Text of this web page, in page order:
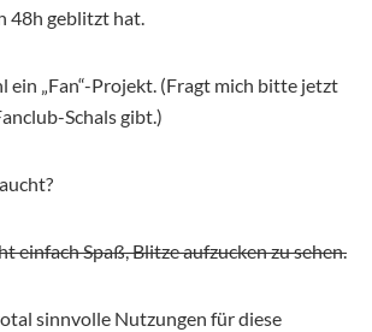
48h geblitzt hat.
ein „Fan“-Projekt. (Fragt mich bitte jetzt
Schals gibt.)
einfach Spaß, Blitze aufzucken zu sehen.
sinnvolle Nutzungen für diese